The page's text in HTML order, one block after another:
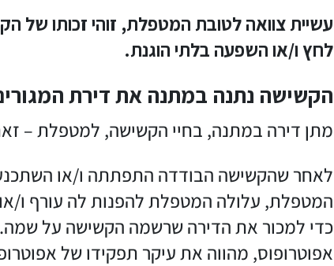
עשיית צוואה לטובת המטפלת, זוהי זכותו
לחץ ו/או השפעה בלתי הוגנת.
הקשישה נתנה במתנה את דירת
מתן דירה במתנה, בחיי הקשישה, למטפלת –
לאחר שהקשישה הבודדה התפתתה ו/או
המטפלת, עלולה המטפלת להפנות לה עורף ו/
כדי למכור את הדירה שרשמה הקשישה על
אפוטרופוס, מהווה את עיקר תפקידו של